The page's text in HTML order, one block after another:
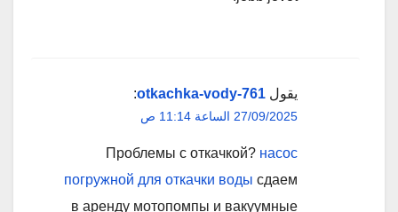
يقول otkachka-vody-761
:
27/09/2025 الساعة 11:14 ص
Проблемы с откачкой? насос
погружной для откачки воды сдаем
в аренду мотопомпы и вакуумные